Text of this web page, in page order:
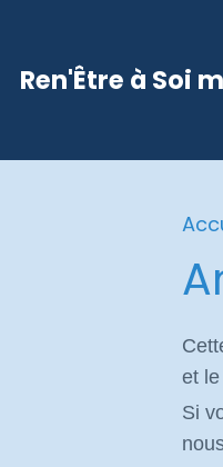
Ren'Être à Soi
et
Si